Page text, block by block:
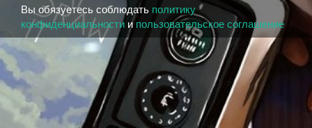
Вы обязуетесь соблюдать политику
конфиденциальности ипользовательское соглашение